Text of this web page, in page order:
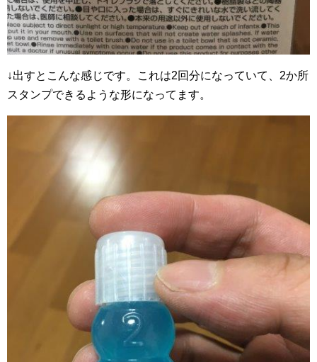
↓出すとこんな感じです。これは2回分になっていて、2か所
スタンプできるような形になってます。